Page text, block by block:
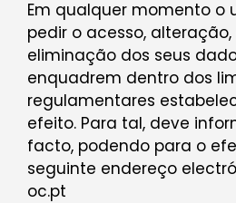
Em qualquer momento o
pedir o acesso,
eliminação dos seus
enquadrem dentro dos
regulamentares
efeito. Para tal, deve
facto, podendo para o
seguinte endereço
oc.pt